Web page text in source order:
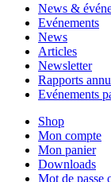
News &
Evénements
News
Articles
Newsletter
Rapports
Evénements
Shop
Mon compte
Mon panier
Downloads
Mot de passe